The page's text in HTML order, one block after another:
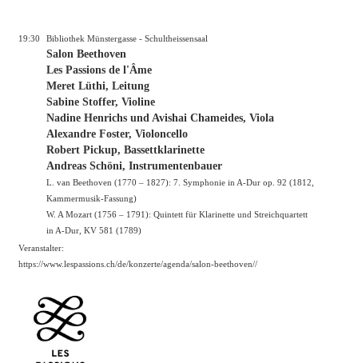
19:30 Bibliothek Münstergasse - Schultheissensaal
Salon Beethoven
Les Passions de l'Âme
Meret Lüthi, Leitung
Sabine Stoffer, Violine
Nadine Henrichs und Avishai Chameides, Viola
Alexandre Foster, Violoncello
Robert Pickup, Bassettklarinette
Andreas Schöni, Instrumentenbauer
L. van Beethoven (1770 – 1827): 7. Symphonie in A-Dur op. 92 (1812,
Kammermusik-Fassung)
W. A Mozart (1756 – 1791): Quintett für Klarinette und Streichquartett
in A-Dur, KV 581 (1789)
Veranstalter:
https://www.lespassions.ch/de/konzerte/agenda/salon-beethoven//